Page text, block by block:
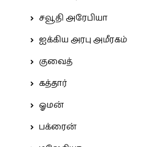
சவூதி அரேபியா
ஐக்கிய அரபு அமீரகம்
குவைத்
கத்தார்
ஓமன்
பக்ரைன்